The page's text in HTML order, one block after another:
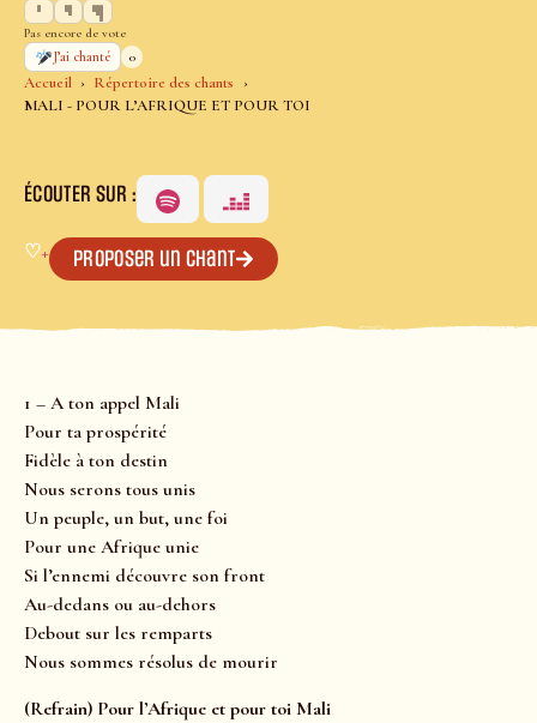
Accueil
Répertoire des chants
MALI - POUR L’AFRIQUE ET POUR TOI
Pas encore de vote
J’ai chanté
0
ÉCOUTER SUR :
♡+ Proposer un chant
1 – A ton appel Mali
Pour ta prospérité
Fidèle à ton destin
Nous serons tous unis
Un peuple, un but, une foi
Pour une Afrique unie
Si l’ennemi découvre son front
Au-dedans ou au-dehors
Debout sur les remparts
Nous sommes résolus de mourir
(Refrain) Pour l’Afrique et pour toi Mali